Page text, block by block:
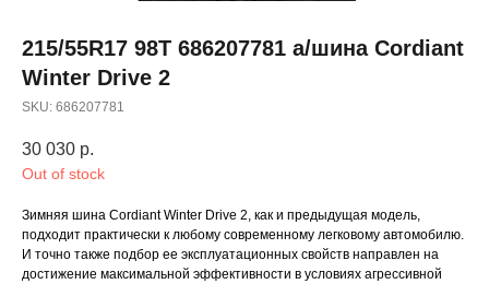
215/55R17 98T 686207781 а/шина Cordiant
Winter Drive 2
SKU: 686207781
30 030 р.
Out of stock
Зимняя шина Cordiant Winter Drive 2, как и предыдущая модель,
подходит практически к любому современному легковому автомобилю.
И точно также подбор ее эксплуатационных свойств направлен на
достижение максимальной эффективности в условиях агрессивной